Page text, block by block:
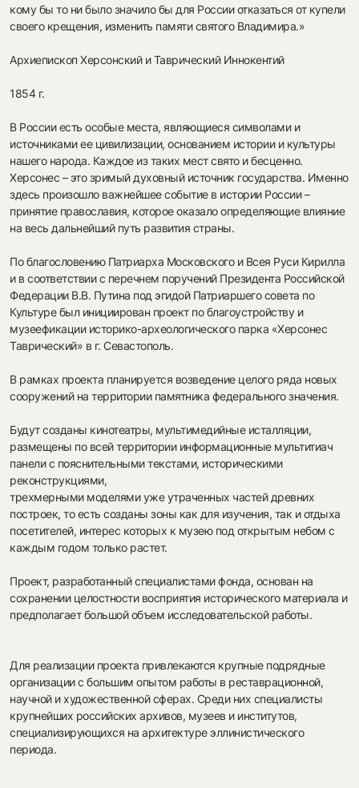
кому бы то ни было значило бы для России отказаться от купели
своего крещения, изменить памяти святого Владимира.»
Архиепископ Херсонский и Таврический Иннокентий
1854 г.
В России есть особые места, являющиеся символами и
источниками ее цивилизации, основанием истории и культуры
нашего народа. Каждое из таких мест свято и бесценно.
Херсонес – это зримый духовный источник государства. Именно
здесь произошло важнейшее событие в истории России –
принятие православия, которое оказало определяющие влияние
на весь дальнейший путь развития страны.
По благословению Патриарха Московского и Всея Руси Кирилла
и в соответствии с перечнем поручений Президента Российской
Федерации В.В. Путина под эгидой Патриаршего совета по
Культуре был инициирован проект по благоустройству и
музеефикации историко-археологического парка «Херсонес
Таврический» в г. Севастополь.
В рамках проекта планируется возведение целого ряда новых
сооружений на территории памятника федерального значения.
Будут созданы кинотеатры, мультимедийные исталляции,
размещены по всей территории информационные мультитиач
панели с пояснительными текстами, историческими
реконструкциями,
трехмерными моделями уже утраченных частей древних
построек, то есть созданы зоны как для изучения, так и отдыха
посетителей, интерес которых к музею под открытым небом с
каждым годом только растет.
Проект, разработанный специалистами фонда, основан на
сохранении целостности восприятия исторического материала и
предполагает большой объем исследовательской работы.
Для реализации проекта привлекаются крупные подрядные
организации с большим опытом работы в реставрационной,
научной и художественной сферах. Среди них специалисты
крупнейших российских архивов, музеев и институтов,
специализирующихся на архитектуре эллинистического
периода.